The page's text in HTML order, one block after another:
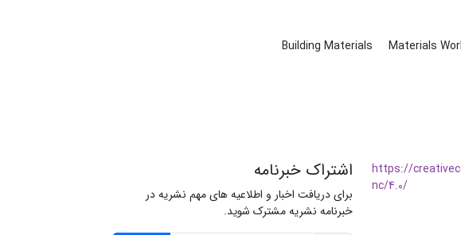
Building Materials Materials
https://
nc/4.0/
اشتراک خبرنامه
برای دریافت اخبار و اطلاعیه های مهم نشریه در
خبرنامه نشریه مشترک شوید.